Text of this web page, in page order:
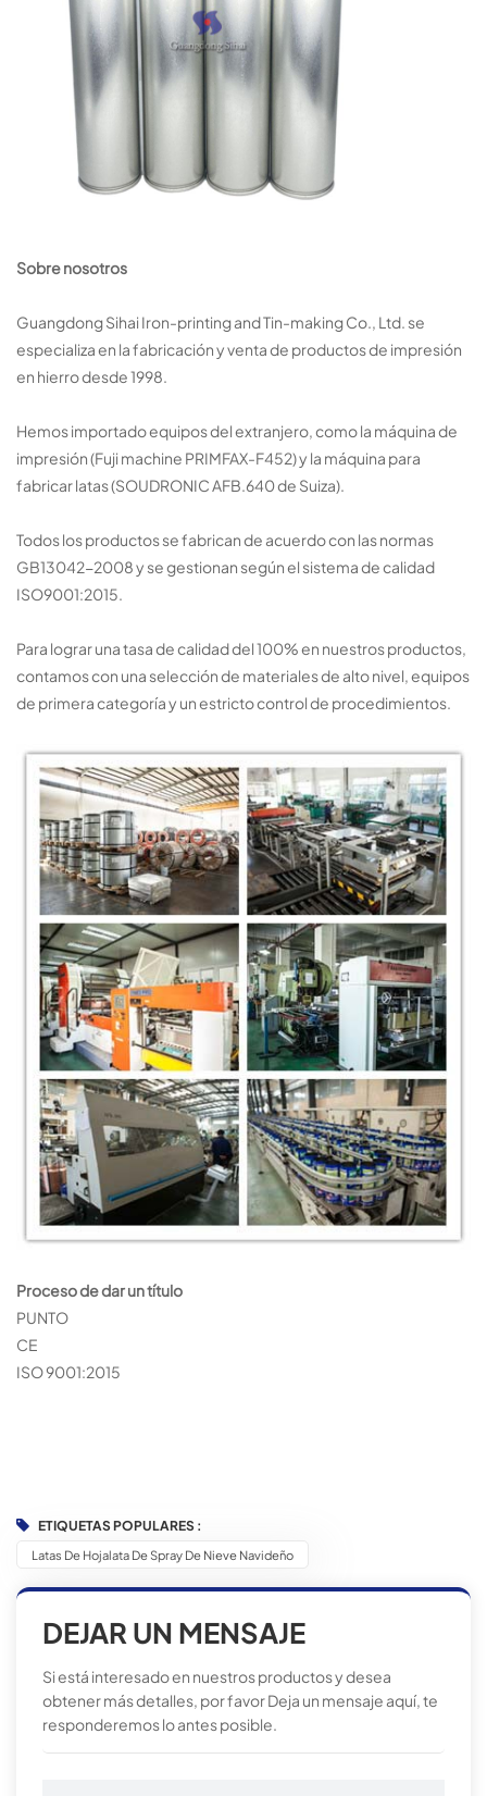
Sobre nosotros
Guangdong Sihai Iron-printing and Tin-making Co., Ltd. se
especializa en la fabricación y venta de productos de impresión
en hierro desde 1998.
Hemos importado equipos del extranjero, como la máquina de
impresión (Fuji machine PRIMFAX-F452) y la máquina para
fabricar latas (SOUDRONIC AFB.640 de Suiza).
Todos los productos se fabrican de acuerdo con las normas
GB13042-2008 y se gestionan según el sistema de calidad
ISO9001:2015.
Para lograr una tasa de calidad del 100% en nuestros productos,
contamos con una selección de materiales de alto nivel, equipos
de primera categoría y un estricto control de procedimientos.
Proceso de dar un título
PUNTO
CE
ISO 9001:2015
ETIQUETAS POPULARES :
Latas De Hojalata De Spray De Nieve Navideño
DEJAR UN MENSAJE
Si está interesado en nuestros productos y desea
obtener más detalles, por favor Deja un mensaje aquí, te
responderemos lo antes posible.